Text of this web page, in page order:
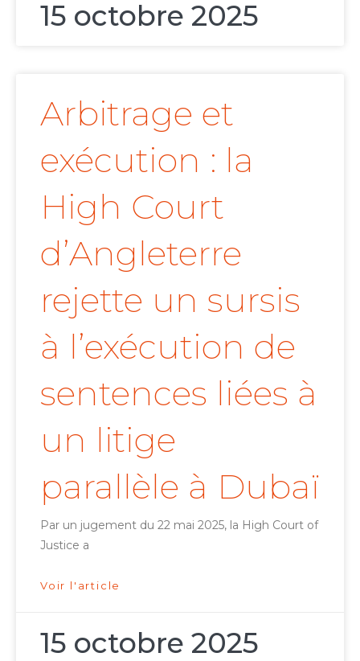
15 octobre 2025
Arbitrage et
exécution : la
High Court
d’Angleterre
rejette un sursis
à l’exécution de
sentences liées à
un litige
parallèle à Dubaï
Par un jugement du 22 mai 2025, la High Court of
Justice a
Voir l'article
15 octobre 2025